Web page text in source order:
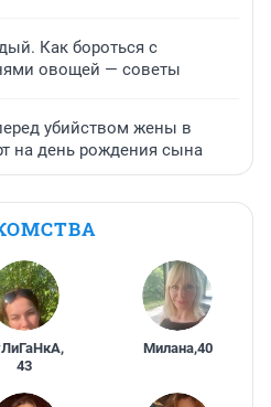
Как бороться с
овощей — советы
убийством жены в
на день рождения сына
,
43
Милана,40